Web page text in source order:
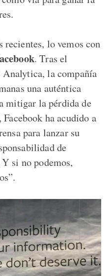
recientes, lo vemos con
. Tras el
Analytica, la compañía
una auténtica
mitigar la pérdida de
ha acudido a
para lanzar su
de
si no podemos,